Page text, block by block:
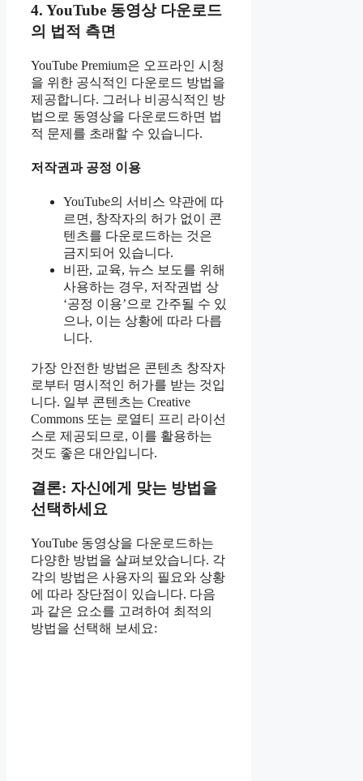
4. YouTube 동영상 다운로드
의 법적 측면
YouTube Premium은 오프라인 시청
을 위한 공식적인 다운로드 방법을
제공합니다. 그러나 비공식적인 방
법으로 동영상을 다운로드하면 법
적 문제를 초래할 수 있습니다.
저작권과 공정 이용
YouTube의 서비스 약관에 따
르면, 창작자의 허가 없이 콘
텐츠를 다운로드하는 것은
금지되어 있습니다.
비판, 교육, 뉴스 보도를 위해
사용하는 경우, 저작권법 상
‘공정 이용’으로 간주될 수 있
으나, 이는 상황에 따라 다릅
니다.
가장 안전한 방법은 콘텐츠 창작자
로부터 명시적인 허가를 받는 것입
니다. 일부 콘텐츠는 Creative
Commons 또는 로열티 프리 라이선
스로 제공되므로, 이를 활용하는
것도 좋은 대안입니다.
결론: 자신에게 맞는 방법을
선택하세요
YouTube 동영상을 다운로드하는
다양한 방법을 살펴보았습니다. 각
각의 방법은 사용자의 필요와 상황
에 따라 장단점이 있습니다. 다음
과 같은 요소를 고려하여 최적의
방법을 선택해 보세요: